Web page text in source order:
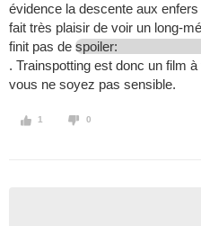
évidence la descente aux
fait très plaisir de voir un long-
finit pas de spoiler:
. Trainspotting est donc un film
vous ne soyez pas sensible.
1 0